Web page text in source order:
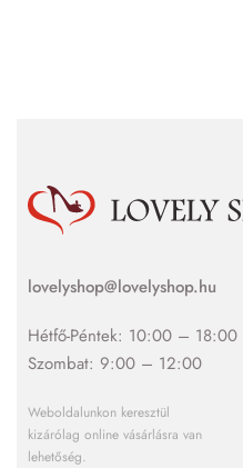
lovelyshop@lovelyshop.hu
Hétfő-Péntek: 10:00 – 18:00
Szombat: 9:00 – 12:00
Weboldalunkon keresztül
kizárólag online vásárlásra van
lehetőség.